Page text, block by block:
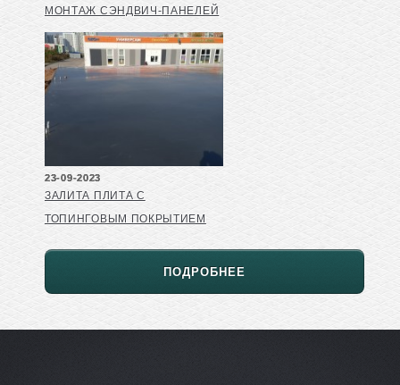
МОНТАЖ СЭНДВИЧ-ПАНЕЛЕЙ
23-09-2023
ЗАЛИТА ПЛИТА С
ТОПИНГОВЫМ ПОКРЫТИЕМ
ПОДРОБНЕЕ